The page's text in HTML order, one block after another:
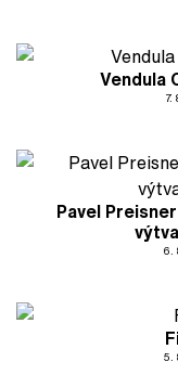
Vendula
7.
Pavel
6.
5.